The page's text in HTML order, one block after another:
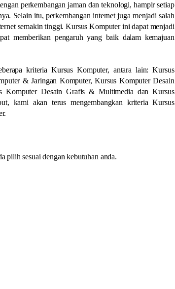
perkembangan jaman dan teknologi, hampir setiap
Selain itu, perkembangan internet juga menjadi salah
semakin tinggi. Kursus Komputer ini dapat menjadi
memberikan pengaruh yang baik dalam kemajuan
kriteria Kursus Komputer, antara lain: Kursus
& Jaringan Komputer, Kursus Komputer Desain
Komputer Desain Grafis & Multimedia dan Kursus
kami akan terus mengembangkan kriteria Kursus
pilih sesuai dengan kebutuhan anda.